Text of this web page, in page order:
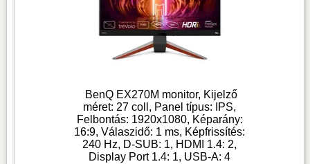
BenQ EX270M monitor, Kijelző
méret: 27 coll, Panel típus: IPS,
Felbontás: 1920x1080, Képarány:
16:9, Válaszidő: 1 ms, Képfrissítés:
240 Hz, D-SUB: 1, HDMI 1.4: 2,
Display Port 1.4: 1, USB-A: 4